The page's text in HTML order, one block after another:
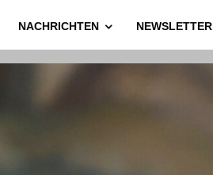
NACHRICHTEN NEWSLETTER